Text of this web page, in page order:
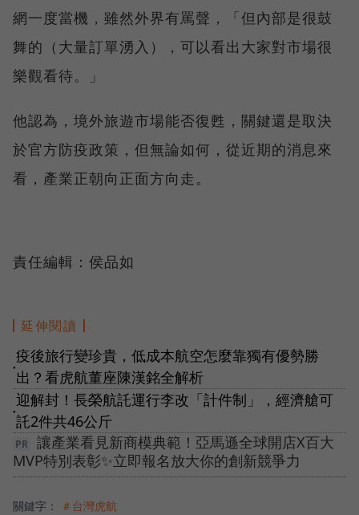
網一度當機，雖然外界有罵聲，「但內部是很鼓
舞的（大量訂單湧入），可以看出大家對市場很
樂觀看待。」
他認為，境外旅遊市場能否復甦，關鍵還是取決
於官方防疫政策，但無論如何，從近期的消息來
看，產業正朝向正面方向走。
責任編輯：侯品如
延伸閱讀
●
疫後旅行變珍貴，低成本航空怎麼靠獨有優勢勝
出？看虎航董座陳漢銘全解析
●
迎解封！長榮航託運行李改「計件制」，經濟艙可
託2件共46公斤
讓產業看見新商模典範！亞馬遜全球開店X百大
MVP特別表彰✨立即報名放大你的創新競爭力
關鍵字： ＃台灣虎航